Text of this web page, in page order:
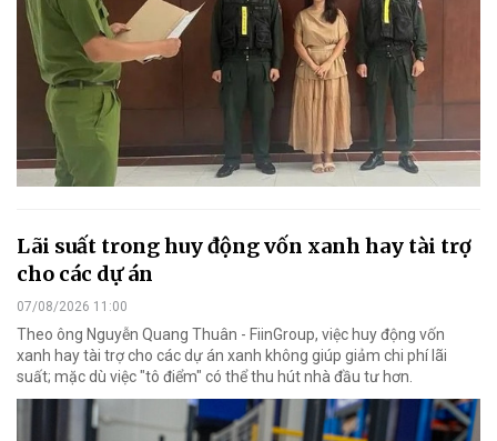
Lãi suất trong huy động vốn xanh hay tài trợ
cho các dự án
07/08/2026 11:00
Theo ông Nguyễn Quang Thuân - FiinGroup, việc huy động vốn
xanh hay tài trợ cho các dự án xanh không giúp giảm chi phí lãi
suất; mặc dù việc "tô điểm" có thể thu hút nhà đầu tư hơn.